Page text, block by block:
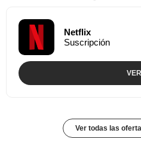
Netflix
Suscripción
VER
Ver todas las